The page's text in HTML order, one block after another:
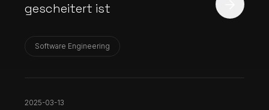
gescheitert ist
Software Engineering
2025-03-13